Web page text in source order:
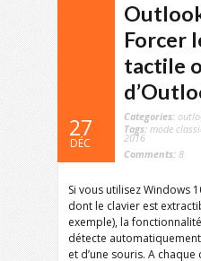
27
DÉC
Forcer
tactile
Categories:
Tags: mode
2016
Comments: 8
Si vous utilisez Windows
dont le clavier est
exemple), la fonctionnalité
détecte
et d’une souris. A chaque